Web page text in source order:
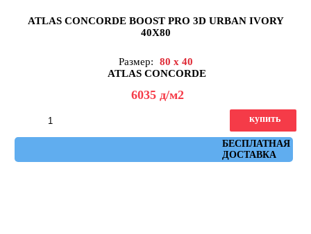
ATLAS CONCORDE BOOST PRO 3D URBAN IVORY
40X80
Размер:
80 x 40
ATLAS CONCORDE
6035 д/м2
БЕСПЛАТНАЯ
ДОСТАВКА
купить